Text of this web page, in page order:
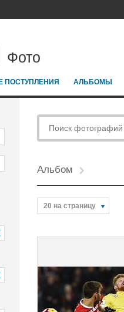
Фото
ПОСТУПЛЕНИЯ АЛЬБОМЫ
Альбом
20 на страницу